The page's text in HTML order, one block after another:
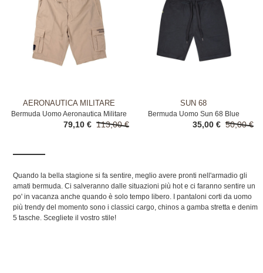
AERONAUTICA MILITARE
Bermuda Uomo Aeronautica Militare
Beige
113,00 €
79,10 €
SUN 68
Bermuda Uomo Sun 68 Blue
50,00 €
35,00 €
Quando la bella stagione si fa sentire, meglio avere pronti nell'armadio gli
amati bermuda. Ci salveranno dalle situazioni più hot e ci faranno sentire un
po' in vacanza anche quando è solo tempo libero. I pantaloni corti da uomo
più trendy del momento sono i classici cargo, chinos a gamba stretta e denim
5 tasche. Scegliete il vostro stile!